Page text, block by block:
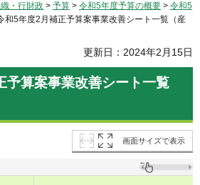
・行財政 > 予算 > 令和5年度予算の概要 > 令和5
和5年度2月補正予算案事業改善シート一覧（産
更新日：2024年2月15日
予算案事業改善シート一覧
画面サイズで表示